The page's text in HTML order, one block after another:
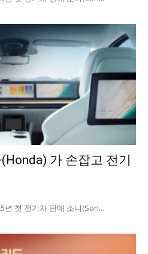
가 손잡고 전기
년 첫 전기차 판매 소니(Son...